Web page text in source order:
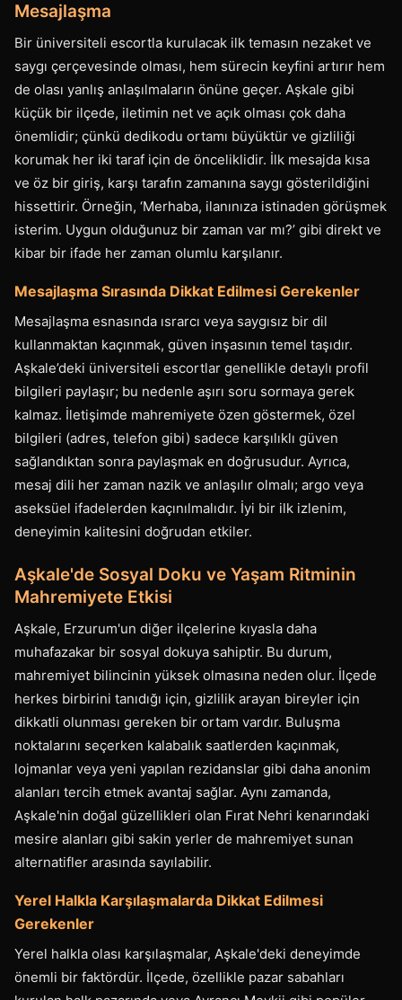
Mesajlaşma
Bir üniversiteli escortla kurulacak ilk temasın nezaket ve
saygı çerçevesinde olması, hem sürecin keyfini artırır hem
de olası yanlış anlaşılmaların önüne geçer. Aşkale gibi
küçük bir ilçede, iletimin net ve açık olması çok daha
önemlidir; çünkü dedikodu ortamı büyüktür ve gizliliği
korumak her iki taraf için de önceliklidir. İlk mesajda kısa
ve öz bir giriş, karşı tarafın zamanına saygı gösterildiğini
hissettirir. Örneğin, ‘Merhaba, ilanınıza istinaden görüşmek
isterim. Uygun olduğunuz bir zaman var mı?’ gibi direkt ve
kibar bir ifade her zaman olumlu karşılanır.
Mesajlaşma Sırasında Dikkat Edilmesi Gerekenler
Mesajlaşma esnasında ısrarcı veya saygısız bir dil
kullanmaktan kaçınmak, güven inşasının temel taşıdır.
Aşkale’deki üniversiteli escortlar genellikle detaylı profil
bilgileri paylaşır; bu nedenle aşırı soru sormaya gerek
kalmaz. İletişimde mahremiyete özen göstermek, özel
bilgileri (adres, telefon gibi) sadece karşılıklı güven
sağlandıktan sonra paylaşmak en doğrusudur. Ayrıca,
mesaj dili her zaman nazik ve anlaşılır olmalı; argo veya
aseksüel ifadelerden kaçınılmalıdır. İyi bir ilk izlenim,
deneyimin kalitesini doğrudan etkiler.
Aşkale'de Sosyal Doku ve Yaşam Ritminin
Mahremiyete Etkisi
Aşkale, Erzurum'un diğer ilçelerine kıyasla daha
muhafazakar bir sosyal dokuya sahiptir. Bu durum,
mahremiyet bilincinin yüksek olmasına neden olur. İlçede
herkes birbirini tanıdığı için, gizlilik arayan bireyler için
dikkatli olunması gereken bir ortam vardır. Buluşma
noktalarını seçerken kalabalık saatlerden kaçınmak,
lojmanlar veya yeni yapılan rezidanslar gibi daha anonim
alanları tercih etmek avantaj sağlar. Aynı zamanda,
Aşkale'nin doğal güzellikleri olan Fırat Nehri kenarındaki
mesire alanları gibi sakin yerler de mahremiyet sunan
alternatifler arasında sayılabilir.
Yerel Halkla Karşılaşmalarda Dikkat Edilmesi
Gerekenler
Yerel halkla olası karşılaşmalar, Aşkale'deki deneyimde
önemli bir faktördür. İlçede, özellikle pazar sabahları